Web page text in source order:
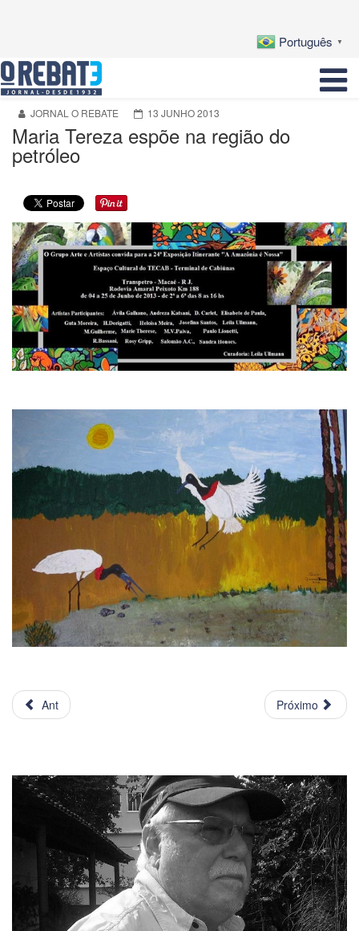
Português ▼
JORNAL O REBATE 13 JUNHO 2013
Maria Tereza espõe na região do
petróleo
Ant Próximo